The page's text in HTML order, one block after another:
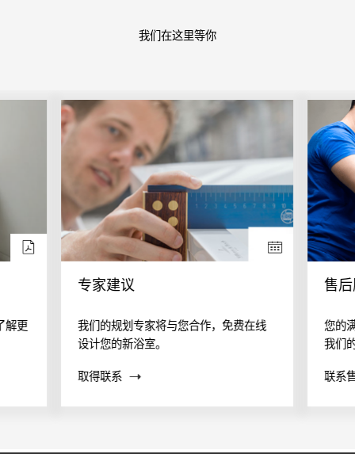
我们在这里等你
解更
专家建议
我们的规划专家将与您合作，免费在线
设计您的新浴室。
取得联系
售
您的
我们
帮助
联系